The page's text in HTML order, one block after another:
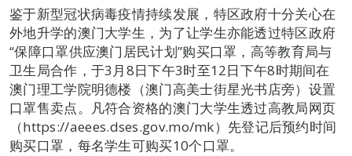
鉴于新型冠状病毒疫情持续发展，特区政府十分关心在
外地升学的澳门大学生，为了让学生亦能透过特区政府
“保障口罩供应澳门居民计划”购买口罩，高等教育局与
卫生局合作，于3月8日下午3时至12日下午8时期间在
澳门理工学院明德楼（澳门高美士街星光书店旁）设置
口罩售卖点。凡符合资格的澳门大学生透过高教局网页
（https://aeees.dses.gov.mo/mk）先登记后预约时间
购买口罩，每名学生可购买10个口罩。